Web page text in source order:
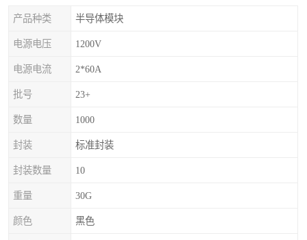
产品种类 半导体模块
电源电压 1200V
电源电流 2*60A
批号 23+
数量 1000
封装 标准封装
封装数量 10
重量 30G
颜色 黑色